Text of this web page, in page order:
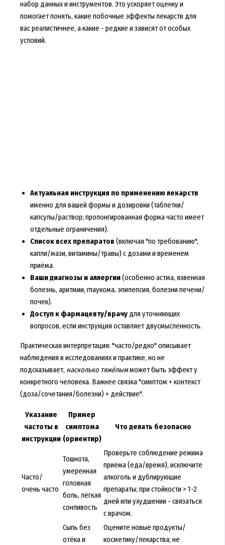
набор данных и инструментов. Это ускоряет оценку и
помогает понять, какие побочные эффекты лекарств для
вас реалистичнее, а какие - редкие и зависят от особых
условий.
Актуальная инструкция по применению лекарств
именно для вашей формы и дозировки (таблетки/
капсулы/раствор; пролонгированная форма часто имеет
отдельные ограничения).
Список всех препаратов (включая "по требованию",
капли/мази, витамины/травы) с дозами и временем
приёма.
Ваши диагнозы и аллергии(особенно астма, язвенная
болезнь, аритмии, глаукома, эпилепсия, болезни печени/
почек).
Доступ к фармацевту/врачудля уточняющих
вопросов, если инструкция оставляет двусмысленность.
Практическая интерпретация: "часто/редко" описывает
наблюдения в исследованиях и практике, но не
подсказывает, насколько тяжёлымможет быть эффект у
конкретного человека. Важнее связка "симптом + контекст
(доза/сочетания/болезни) + действие".
Указание
частоты в
инструкции
Пример
симптома
(ориентир)
Что делать безопасно
Часто/
очень часто
Тошнота,
умеренная
головная
боль, лёгкая
сонливость
Проверьте соблюдение режима
приёма (еда/время), исключите
алкоголь и дублирующие
препараты; при стойкости > 1-2
дней или ухудшении - связаться
с врачом.
Сыпь без
отёка и
Оцените новые продукты/
косметику/лекарства; не